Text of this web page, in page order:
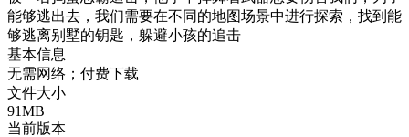
能够逃出去，我们需要在不同的地图场景中进行探索，找到能
够逃离别墅的钥匙，躲避小孩的追击
基本信息
无需网络；付费下载
文件大小
91MB
当前版本